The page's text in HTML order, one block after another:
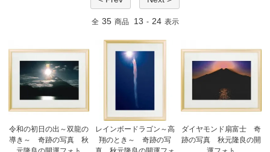
全 35 商品 13 - 24 表示
令和の初日の出～双龍の
導き～ 奇跡の写真 秋
レインボードラゴン～高
翔のとき～ 奇跡の写
ダイヤモンド扇富士 奇
跡の写真 秋元隆良の開